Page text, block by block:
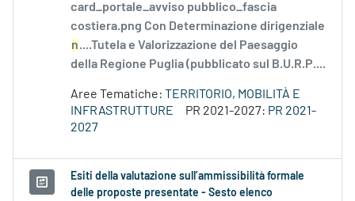
card_portale_avviso pubblico_fascia
costiera.png Con Determinazione dirigenziale
n....Tutela e Valorizzazione del Paesaggio
della Regione Puglia (pubblicato sul B.U.R.P....
Aree Tematiche: TERRITORIO, MOBILITÀ E
INFRASTRUTTURE
PR 2021-2027: PR 2021-
2027
Esiti della valutazione sull’ammissibilità formale
delle proposte presentate - Sesto elenco